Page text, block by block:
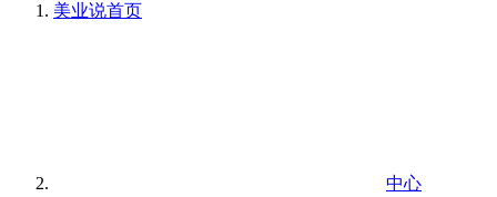
美业说首页
中心